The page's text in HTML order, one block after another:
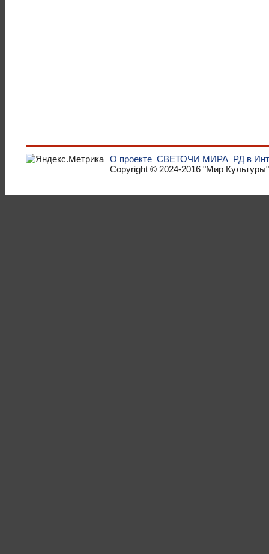
О проекте СВЕТОЧИ МИРА РД в
Copyright © 2024-2016 "Мир Культуры"